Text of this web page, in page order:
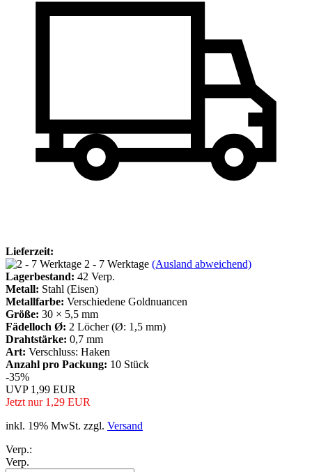
Lieferzeit:
2 - 7 Werktage (Ausland abweichend)
Lagerbestand: 42 Verp.
Metall: Stahl (Eisen)
Metallfarbe: Verschiedene Goldnuancen
Größe: 30 × 5,5 mm
Fädelloch Ø: 2 Löcher (Ø: 1,5 mm)
Drahtstärke: 0,7 mm
Art: Verschluss: Haken
Anzahl pro Packung: 10 Stück
-35%
UVP 1,99 EUR
Jetzt nur 1,29 EUR
inkl. 19% MwSt. zzgl. Versand
Verp.:
Verp.